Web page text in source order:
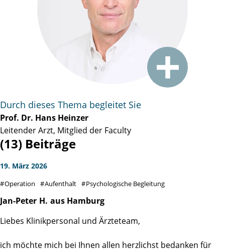
Durch dieses Thema begleitet Sie
Prof. Dr. Hans Heinzer
Leitender Arzt, Mitglied der Faculty
(13) Beiträge
19. März 2026
Operation Aufenthalt Psychologische Begleitung
Jan-Peter H. aus Hamburg
Liebes Klinikpersonal und Ärzteteam,
ich möchte mich bei Ihnen allen herzlichst bedanken für